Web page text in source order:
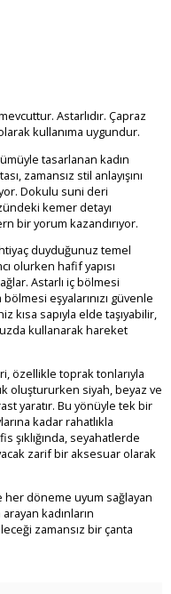
Astarlıdır. Çapraz
kullanıma uygundur.
tasarlanan kadın
zamansız stil anlayışını
Dokulu suni deri
kemer detayı
bir yorum kazandırıyor.
duyduğunuz temel
olurken hafif yapısı
Astarlı iç bölmesi
eşyalarınızı güvenle
kısa sapıyla elde taşıyabilir,
kullanarak hareket
özellikle toprak tonlarıyla
oluştururken siyah, beyaz ve
yaratır. Bu yönüyle tek bir
kadar rahatlıkla
şıklığında, seyahatlerde
zarif bir aksesuar olarak
her döneme uyum sağlayan
kadınların
zamansız bir çanta